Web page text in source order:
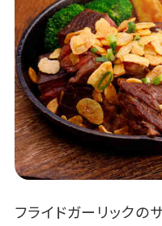
フライドガーリックの